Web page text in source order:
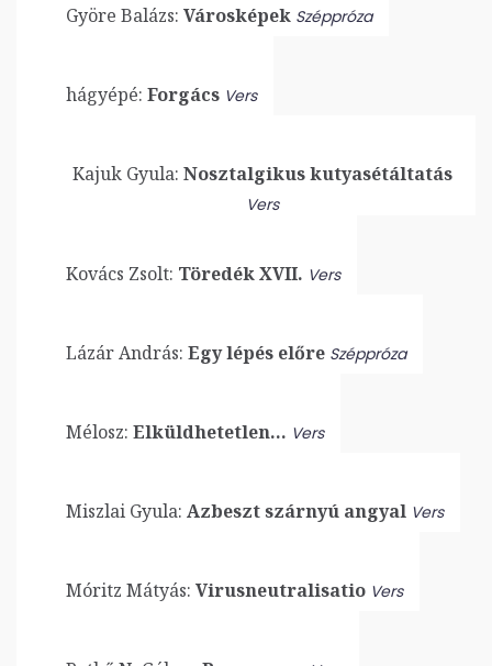
Györe Balázs: Városképek Széppróza
hágyépé: Forgács Vers
Kajuk Gyula: Nosztalgikus kutyasétáltatás
Vers
Kovács Zsolt: Töredék XVII. Vers
Lázár András: Egy lépés előre Széppróza
Mélosz: Elküldhetetlen… Vers
Miszlai Gyula: Azbeszt szárnyú angyal Vers
Móritz Mátyás: Virusneutralisatio Vers